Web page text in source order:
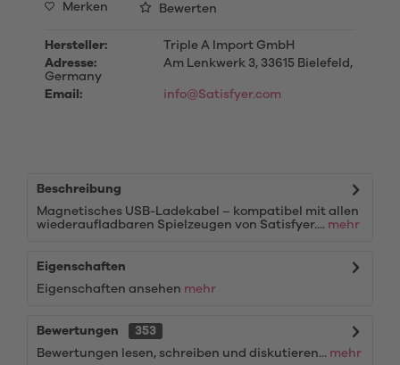
Merken Bewerten
Hersteller:
Triple A Import GmbH
Adresse:
Am Lenkwerk 3, 33615 Bielefeld,
Germany
Email:
info@Satisfyer.com
Beschreibung
Magnetisches USB-Ladekabel – kompatibel mit allen
wiederaufladbaren Spielzeugen von Satisfyer.... mehr
Eigenschaften
Eigenschaften ansehen mehr
Bewertungen
353
Bewertungen lesen, schreiben und diskutieren... mehr